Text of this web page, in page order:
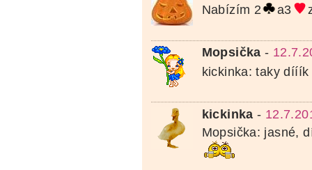
Nabízím 2
a3
Mopsička -
kickinka: taky dííík
kickinka -
Mopsička: jasné,